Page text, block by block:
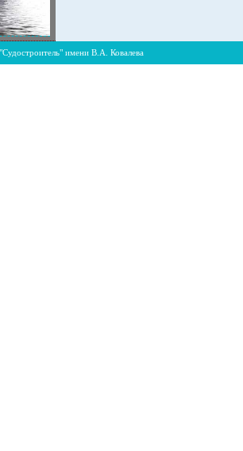
имени В.А. Ковалева